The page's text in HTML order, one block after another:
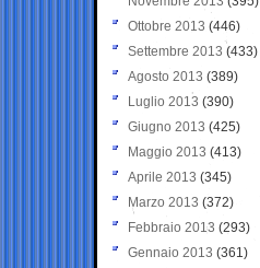
Ottobre 2013 (446)
Settembre 2013 (433)
Agosto 2013 (389)
Luglio 2013 (390)
Giugno 2013 (425)
Maggio 2013 (413)
Aprile 2013 (345)
Marzo 2013 (372)
Febbraio 2013 (293)
Gennaio 2013 (361)